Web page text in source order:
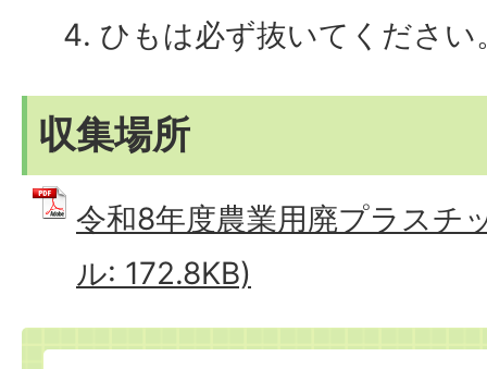
ひもは必ず抜いてください
収集場所
令和8年度農業用廃プラスチ
ル: 172.8KB)